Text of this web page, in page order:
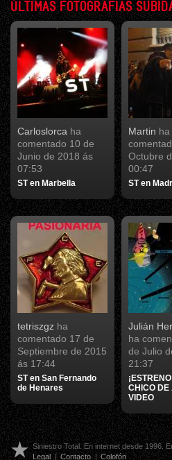
ÚLTIMAS FOTOGRAFIAS
Carloslorca ha
comentado 10 de
Junio de 2018 ás
07:53
ST en Marbella
Martin ha
Octubre
00:47
ST en
tetriszgz ha
comentado 17 de
Septiembre de 2015
ás 17:44
ST en San Fernando
de Henares
Julián
ha
de Julio
21:37
CHICO DE
VIDEO
Siniestro Total. En internet desde 1996.
Legal
| Contacto | Colofón